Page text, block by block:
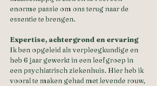
enorme passie om ons terug naar de
essentie te brengen.
Expertise, achtergrond en ervaring
Ik ben opgeleid als verpleegkundige en
heb 6 jaar gewerkt in een leefgroep in
een psychiatrisch ziekenhuis. Hier heb ik
vooral te maken gehad met levende rouw,